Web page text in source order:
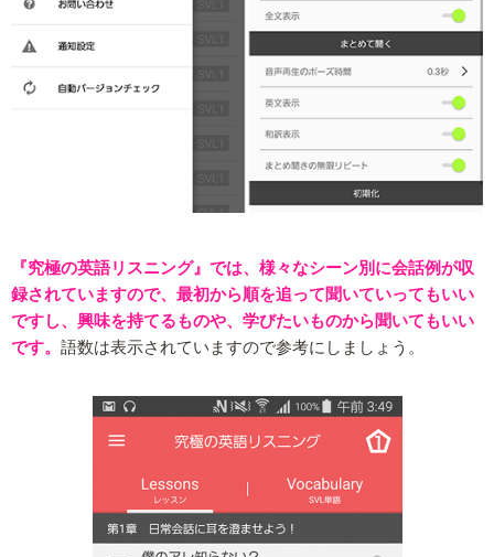
『究極の英語リスニング』では、様々なシーン別に会話例が収
録されていますので、最初から順を追って聞いていってもいい
ですし、興味を持てるものや、学びたいものから聞いてもいい
です。 語数は表示されていますので参考にしましょう。